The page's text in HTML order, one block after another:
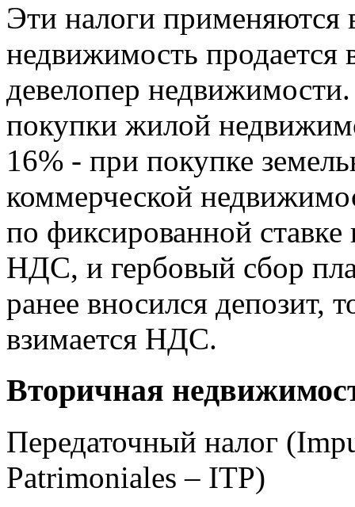
Эти налоги применяются
недвижимость продается
девелопер
покупки жилой
16% - при покупке
коммерческой
по фиксированной
НДС, и гербовый сбор
ранее вносился депозит,
взимается НДС.
Вторичная
Передаточный налог
Patrimoniales – ITP)